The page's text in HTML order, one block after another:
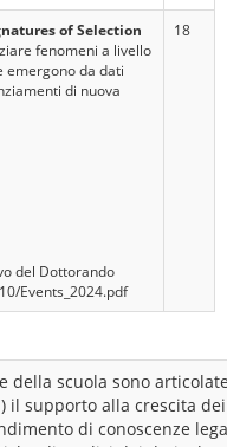
of Selection
fenomeni a livello
emergono da dati
di nuova
del Dottorando
Events_2024.pdf
18
della scuola sono
il supporto alla crescita
di conoscenze